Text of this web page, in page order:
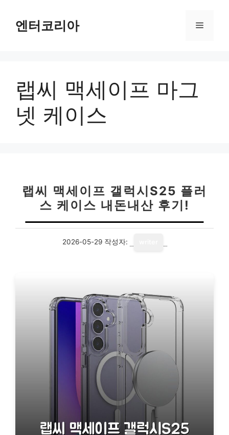
엔터코리아 메
랩씨 맥세이프 마그
넷 케이스
랩씨 맥세이프 갤럭시S25 플러
스 케이스 내돈내산 후기!
2026-05-29 작성자: